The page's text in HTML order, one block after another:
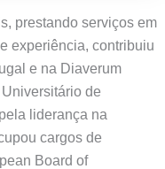
prestando serviços em
experiência, contribuiu
e na Diaverum
de
liderança na
cargos de
Board of